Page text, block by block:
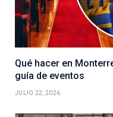
Qué hacer en
guía de eventos
JULIO 22, 2026